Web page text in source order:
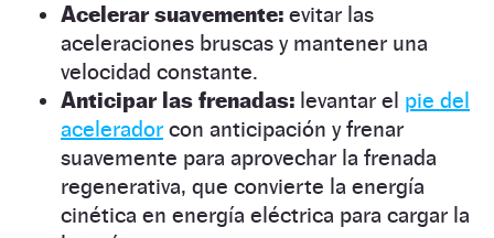
Acelerar suavemente: evitar las
aceleraciones bruscas y mantener una
velocidad constante.
Anticipar las frenadas: levantar el pie del
acelerador con anticipación y frenar
suavemente para aprovechar la frenada
regenerativa, que convierte la energía
cinética en energía eléctrica para cargar la